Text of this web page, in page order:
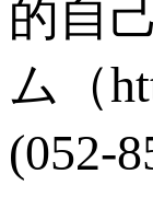
的自
ム（
(052-